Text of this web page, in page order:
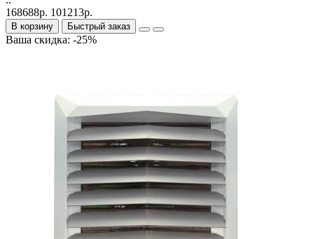
168688р. 101213р.
В корзину Быстрый заказ
Ваша скидка: -25%